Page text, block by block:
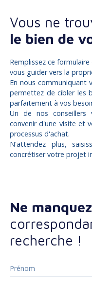
Vous ne
le bien de
Remplissez ce
vous guider vers la
En nous communiquant
permettez de cibler les
parfaitement à vos
Un de nos conseillers
convenir d'une visite et
processus d'achat.
N'attendez plus,
concrétiser votre projet
Ne
recherche !
Prénom